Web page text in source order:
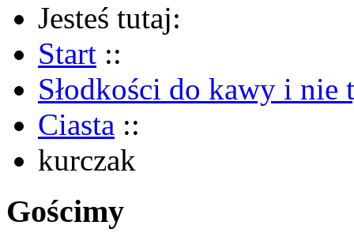
Jesteś tutaj:
Start ::
Słodkości do kawy i nie
Ciasta ::
kurczak
Gościmy